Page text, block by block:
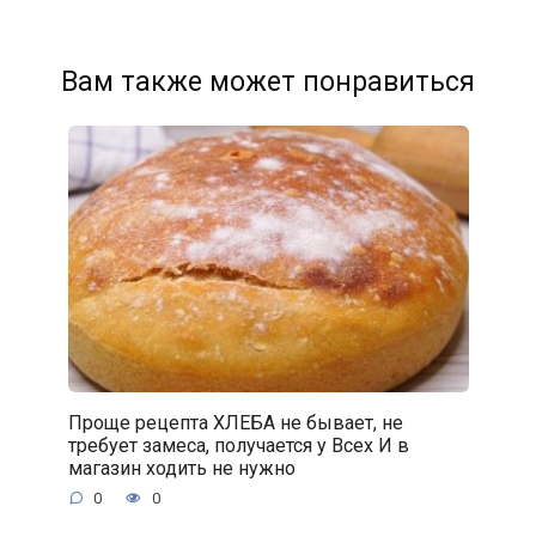
Вам также может понравиться
Проще рецепта ХЛЕБА не бывает, не
требует замеса, получается у Всех И в
магазин ходить не нужно
0 0